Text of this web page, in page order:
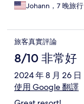
Johann，7 晚旅行
旅客真實評論
8/10 非常好
2024 年 8 月 26 日
使用 Google 翻譯